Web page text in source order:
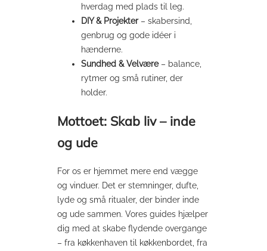
hverdag med plads til leg.
DIY & Projekter– skabersind,
genbrug og gode idéer i
hænderne.
Sundhed & Velvære– balance,
rytmer og små rutiner, der
holder.
Mottoet: Skab liv – inde
og ude
For os er hjemmet mere end vægge
og vinduer. Det er stemninger, dufte,
lyde og små ritualer, der binder inde
og ude sammen. Vores guides hjælper
dig med at skabe flydende overgange
– fra køkkenhaven til køkkenbordet, fra